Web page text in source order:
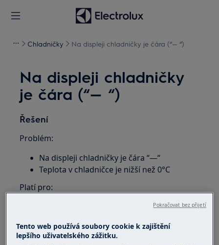
Chladničky Na displeji chladničky je čára (“— “)
Na displeji chladničky
je čára (“— “)
Řešení
Problém:
Na displeji chladničky je čára “—“
Teplota v chladničce je nižší než 0°C
Platí pro:
Řešení:
Tento web používá soubory cookie k zajištění
lepšího uživatelského zážitku.
Pokračovat bez přijetí